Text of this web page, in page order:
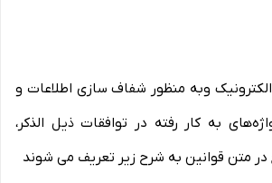
وبه منظور شفاف سازی اطلاعات و
به کار رفته در توافقات ذیل الذکر،
در متن قوانین به شرح زیر تعریف می شوند